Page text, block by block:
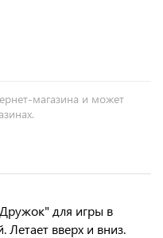
магазина и может
для игры в
Летает вверх и вниз.